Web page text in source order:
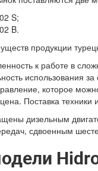
S;
B.
продукции
к работе в
использования
которое
Поставка
дизельным
сдвоенным